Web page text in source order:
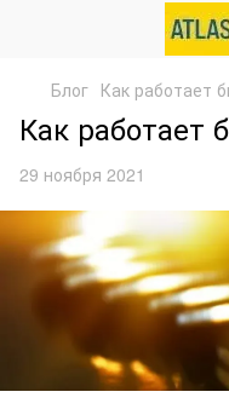
Блог Как работает
Как работает
29 ноября 2021